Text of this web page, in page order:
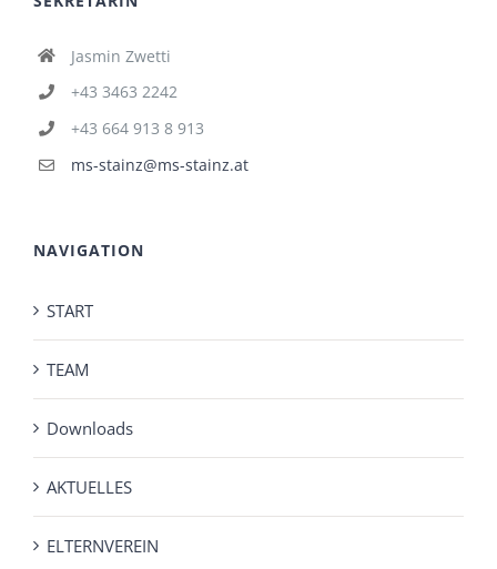
Jasmin Zwetti
+43 3463 2242
+43 664 913 8 913
ms-stainz@ms-stainz.at
NAVIGATION
START
TEAM
Downloads
AKTUELLES
ELTERNVEREIN